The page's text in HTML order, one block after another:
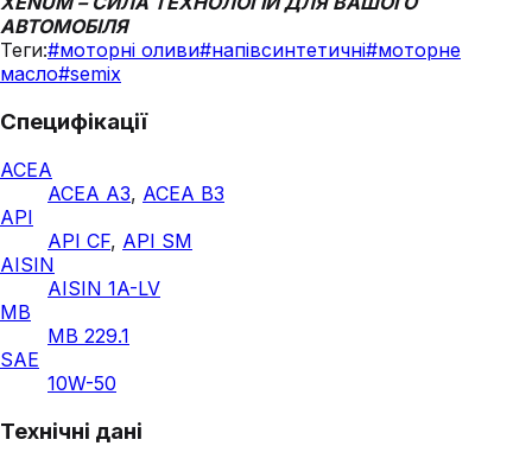
АВТОМОБІЛЯ
Теги:#моторні оливи#напівсинтетичні#моторне
масло#semix
Специфікації
ACEA
ACEA A3, ACEA B3
API
API CF, API SM
AISIN
AISIN 1A-LV
MB
MB 229.1
SAE
10W-50
Технічні дані